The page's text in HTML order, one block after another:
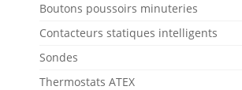
choisies
sur
Boutons poussoirs minuteries
Contacteurs statiques intelligents
Sondes
Thermostats ATEX